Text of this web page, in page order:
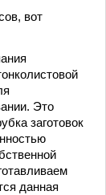
вот
Это
заготовок
данная